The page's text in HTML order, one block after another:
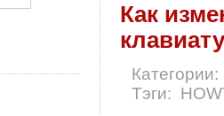
Как
Категории:
Тэги: